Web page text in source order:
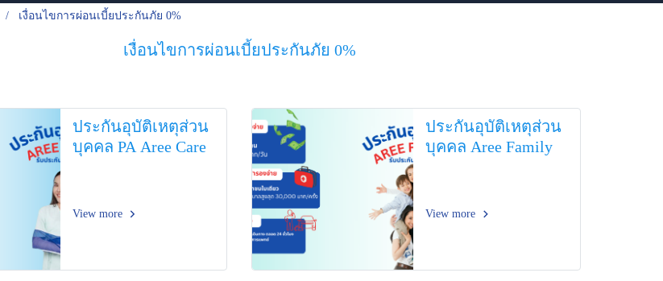
เงื่อนไขการผ่อนเบี้ยประกันภัย 0%
เงื่อนไขการผ่อนเบี้ยประกันภัย 0%
ประกันอุบัติเหตุส่วน
บุคคล PA Aree Care
View more
ประกันอุบัติเหตุส่วน
บุคคล Aree Family
View more